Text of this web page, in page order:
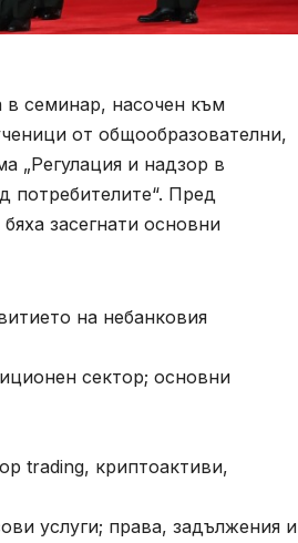
в семинар, насочен към
от общообразователни,
„Регулация и надзор в
потребителите“. Пред
засегнати основни
на небанковия
сектор; основни
trading, криптоактиви,
услуги; права, задължения и